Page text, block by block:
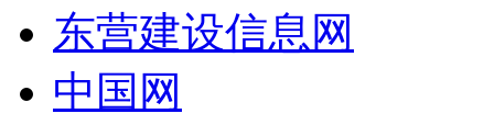
东营建设信息网
中国网